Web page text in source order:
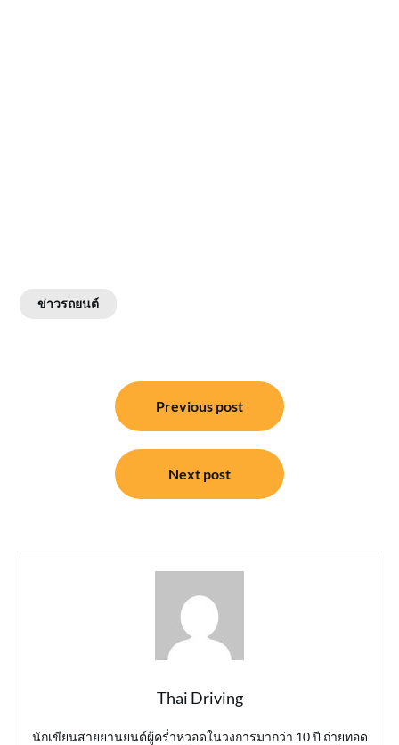
ข่าวรถยนต์
Previous post
Next post
Thai Driving
นักเขียนสายยานยนต์ผู้คร่ำหวอดในวงการมากว่า 10 ปี ถ่ายทอด